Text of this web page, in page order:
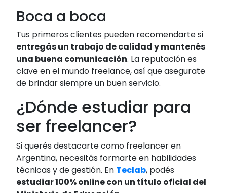
Boca a boca
Tus primeros clientes pueden recomendarte si
entregás un trabajo de calidad y mantenés
una buena comunicación. La reputación es
clave en el mundo freelance, así que asegurate
de brindar siempre un buen servicio.
¿Dónde estudiar para
ser freelancer?
Si querés destacarte como freelancer en
Argentina, necesitás formarte en habilidades
técnicas y de gestión. En Teclab, podés
estudiar 100% online con un título oficial del